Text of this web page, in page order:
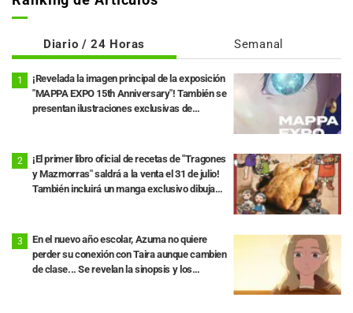
Diario / 24 Horas Semanal
¡Revelada la imagen principal de la exposición
"MAPPA EXPO 15th Anniversary"! También se
presentan ilustraciones exclusivas de
¡El primer libro oficial de recetas de "Tragones
y Mazmorras" saldrá a la venta el 31 de julio!
También incluirá un manga exclusivo dibujado
En el nuevo año escolar, Azuma no quiere
perder su conexión con Taira aunque cambien
de clase... Se revelan la sinopsis y los